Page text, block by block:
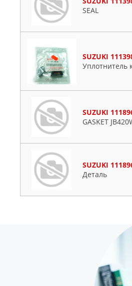
SEAL
SUZUKI
Уплотнитель
SUZUKI
GASKET
SUZUKI
Деталь